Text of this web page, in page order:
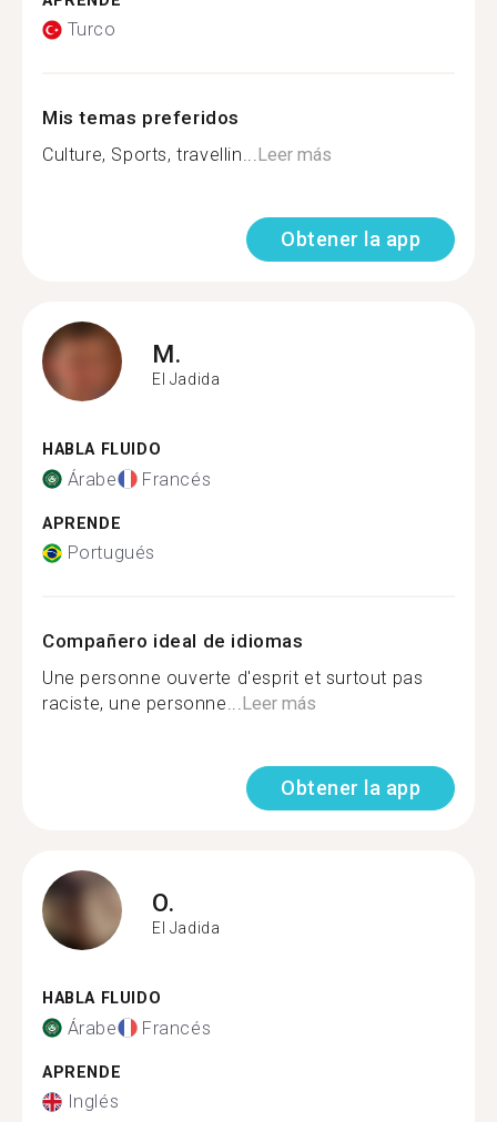
Turco
Mis temas preferidos
Culture, Sports, travellin...Leer más
Obtener la app
M.
El Jadida
HABLA FLUIDO
Árabe Francés
APRENDE
Portugués
Compañero ideal de idiomas
Une personne ouverte d'esprit et surtout pas
raciste, une personne...Leer más
Obtener la app
O.
El Jadida
HABLA FLUIDO
Árabe Francés
APRENDE
Inglés